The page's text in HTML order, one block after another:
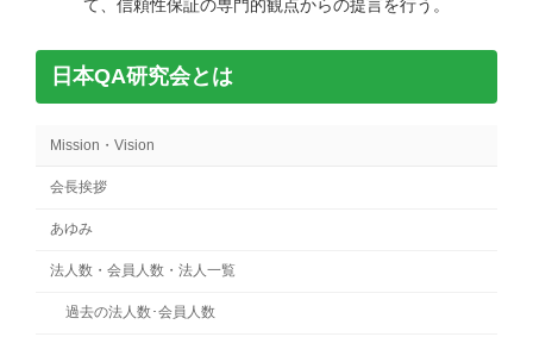
て、信頼性保証の専門的観点からの提言を行う。
日本QA研究会とは
Mission・Vision
会長挨拶
あゆみ
法人数・会員人数・法人一覧
過去の法人数･会員人数